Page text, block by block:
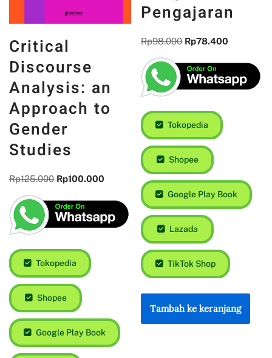
Critical
Discourse
Analysis: an
Approach to
Gender
Studies
Rp125.000 Rp100.000
Tokopedia
Shopee
Google Play Book
Pengajaran
Rp98.000 Rp78.400
Tokopedia
Shopee
Google Play Book
Lazada
TikTok Shop
Tambah ke keranjang